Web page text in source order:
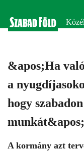
&apos;Ha
a
hogy
munkát&apos;
A kormány azt